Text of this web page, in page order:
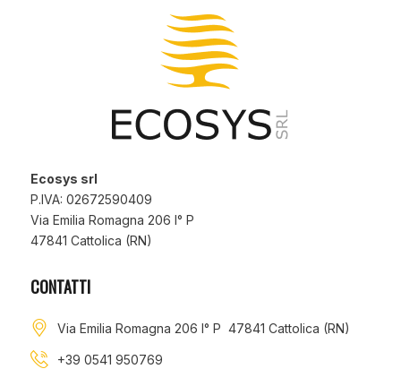
Ecosys srl
P.IVA: 02672590409
Via Emilia Romagna 206 I° P
47841 Cattolica (RN)
CONTATTI
Via Emilia Romagna 206 I° P 47841 Cattolica (RN)
+39 0541 950769